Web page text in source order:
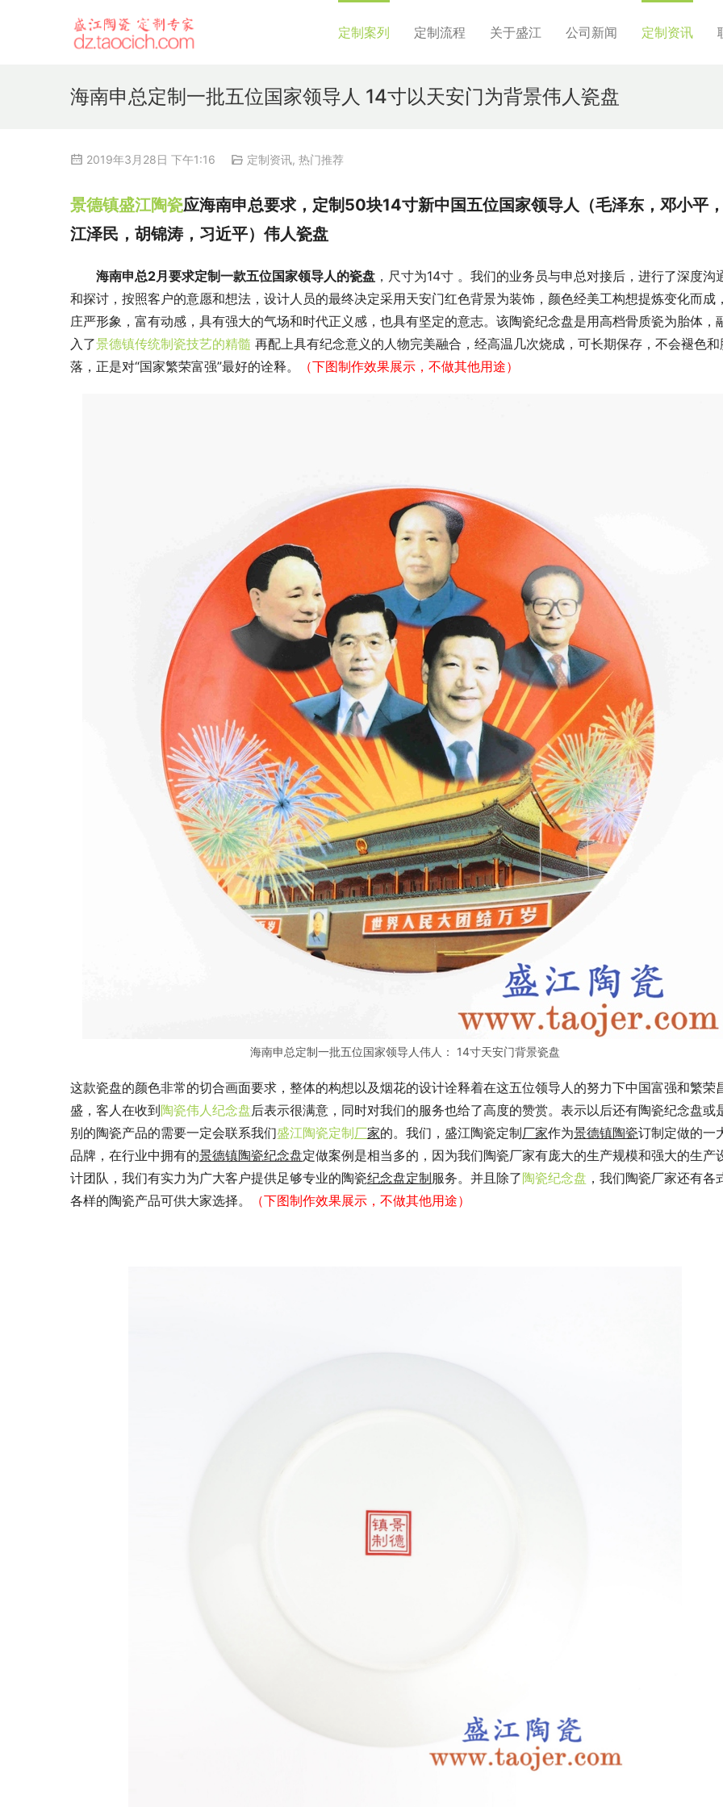
定制案列 定制流程 关于盛江 公司新闻 定制资讯
海南申总定制一批五位国家领导人 14寸以天安门为背景伟人瓷盘
2019年3月28日 下午1:16 定制资讯, 热门推荐
景德镇盛江陶瓷应海南申总要求，定制50块14寸新中国五位国家领导人（毛泽东，邓小平，
江泽民，胡锦涛，习近平）伟人瓷盘
海南申总2月要求定制一款五位国家领导人的瓷盘 ，尺寸为14寸 。我们的业务员与申总对接后，进行了深度沟
和探讨，按照客户的意愿和想法，设计人员的最终决定采用天安门红色背景为装饰，颜色经美工构想提炼变化而成，
庄严形象，富有动感，具有强大的气场和时代正义感，也具有坚定的意志。该陶瓷纪念盘是用高档骨质瓷为胎体，
入了景德镇传统制瓷技艺的精髓 再配上具有纪念意义的人物完美融合，经高温几次烧成，可长期保存，不会褪色和
落，正是对“国家繁荣富强”最好的诠释。
（下图制作效果展示，不做其他用途）
海南申总定制一批五位国家领导人伟人： 14寸天安门背景瓷盘
这款瓷盘的颜色非常的切合画面要求，整体的构想以及烟花的设计诠释着在这五位领导人的努力下中国富强和繁荣
盛，客人在收到陶瓷伟人纪念盘后表示很满意，同时对我们的服务也给了高度的赞赏。表示以后还有陶瓷纪念盘或
别的陶瓷产品的需要一定会联系我们盛江陶瓷定制厂家的。我们，盛江陶瓷定制厂家作为景德镇陶瓷订制定做的一
品牌，在行业中拥有的景德镇陶瓷纪念盘定做案例是相当多的，因为我们陶瓷厂家有庞大的生产规模和强大的生产
计团队，我们有实力为广大客户提供足够专业的陶瓷纪念盘定制服务。并且除了陶瓷纪念盘 ，我们陶瓷厂家还有各
各样的陶瓷产品可供大家选择。
（下图制作效果展示，不做其他用途）